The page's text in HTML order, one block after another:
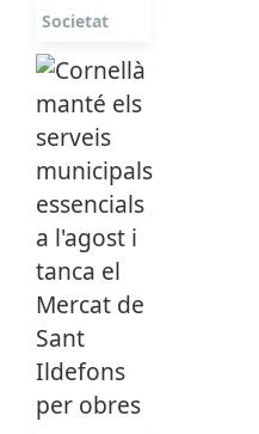
Societat